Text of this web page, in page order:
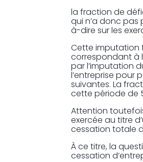
la fraction de
qui n’a donc pas
à-dire sur les
Cette imputation
correspondant à
par l’imputation
l’entreprise pour
suivantes. La
cette période de
Attention
exercée au titre
cessation totale
À ce titre, la
cessation